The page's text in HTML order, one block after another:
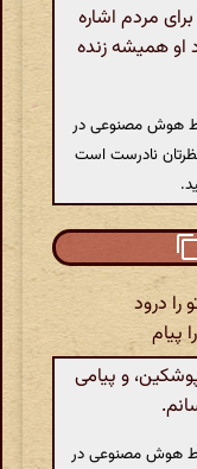
مردم اشاره
او همیشه زنده
هوش مصنوعی در
نادرست است
درود
پیام
و پیامی
هوش مصنوعی در